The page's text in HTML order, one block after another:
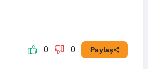
0 0 Paylaş